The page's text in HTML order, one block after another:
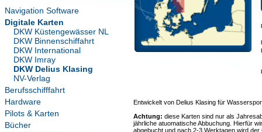
Navigation Software
Digitale Karten
DKW Küstengewässer NL
DKW Binnenschiffahrt
DKW International
DKW Imray
DKW Delius Klasing
NV-Verlag
Berufsschifffahrt
Hardware
Pilots & Karten
Bücher
Entwickelt von Delius Klasing für
Achtung: diese Karten sind nur als
jährliche atuomatische Abbuchung. Hierfür
abgebucht und nach 2-3 Werktagen wird